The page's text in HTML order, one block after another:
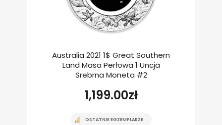
Australia 2021 1$ Great Southern
Land Masa Perłowa 1 Uncja
Srebrna Moneta #2
1,199.00zł
OSTATNIE EGZEMPLARZE